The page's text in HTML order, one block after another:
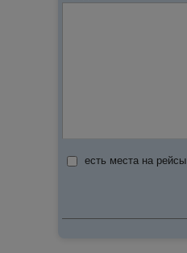
есть места на рейсы